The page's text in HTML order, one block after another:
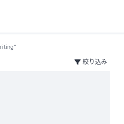
絞り込み